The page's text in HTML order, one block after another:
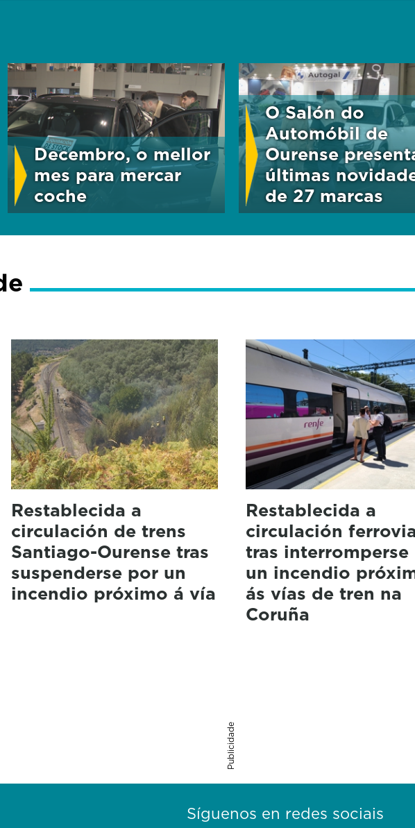
Decembro, o mellor
mes para mercar
coche
O Salón do
Automóbil de
Ourense
últimas
de 27 marcas
Restablecida a
circulación de trens
Santiago-Ourense tras
suspenderse por un
incendio próximo á vía
Restablecida a
circulación
tras interromperse
un incendio
ás vías de tren na
Coruña
Publicidade
Síguenos en redes sociais